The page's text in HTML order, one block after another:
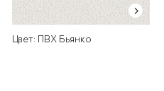
Цвет: ПВХ Бьянко